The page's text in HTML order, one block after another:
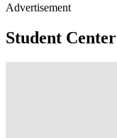
Advertisement
Student Center